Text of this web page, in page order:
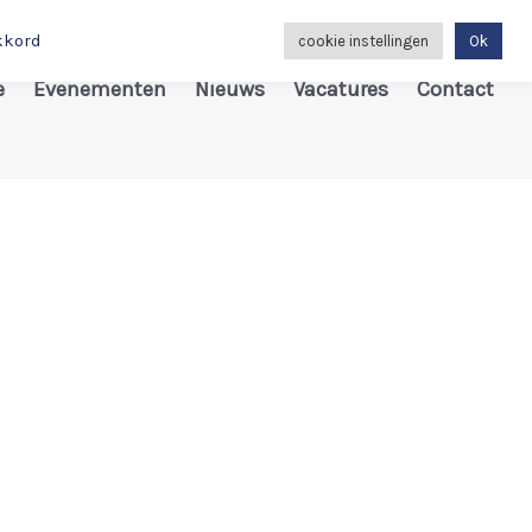
Evenementen Nieuws Vacatures Contact
cookie instellingen Ok